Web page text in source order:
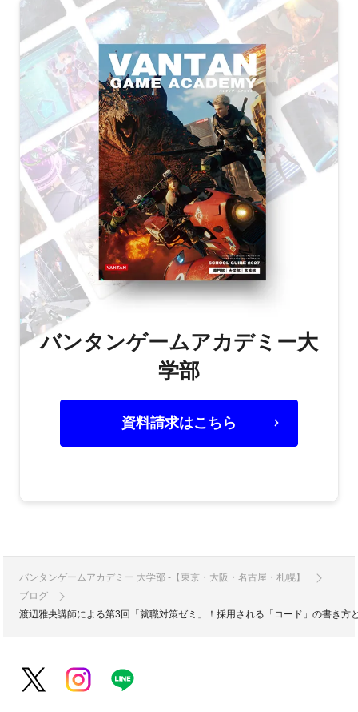
バンタンゲームアカデミー大
学部
資料請求はこちら
バンタンゲームアカデミー 大学部 -【東京・大阪・名古屋・札幌】
ブログ
渡辺雅央講師による第3回「就職対策ゼミ」！採用される「コード」の書き方